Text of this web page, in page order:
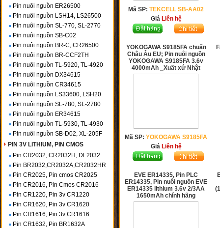
Pin nuôi nguồn ER26500
Pin nuôi nguồn LSH14, LS26500
Pin nuôi nguồn SL-770, SL-2770
Pin nuôi nguồn SB-C02
Pin nuôi nguồn BR-C, CR26500
Pin nuôi nguồn BR-CCF2TH
Pin nuôi nguồn TL-5920, TL-4920
Pin nuôi nguồn DX34615
Pin nuôi nguồn CR34615
Pin nuôi nguồn LS33600, LSH20
Pin nuôi nguồn SL-780, SL-2780
Pin nuôi nguồn ER34615
Pin nuôi nguồn TL-5930, TL-4930
Pin nuôi nguồn SB-D02, XL-205F
PIN 3V LITHIUM, PIN CMOS
Pin CR2032, CR2032H, DL2032
Pin BR2032,CR2032A,CR2032HR
Pin CR2025, Pin cmos CR2025
Pin CR2016, Pin Cmos CR2016
Pin CR1220, Pin 3v CR1220
Pin CR1620, Pin 3v CR1620
Pin CR1616, Pin 3v CR1616
Pin CR1632, Pin BR1632A
Mã SP:TEKCELL SB-AA02
Giá Liên hệ
YOKOGAWA S9185FA chuẩn
Châu Âu EU; Pin nuôi nguồn
YOKOGAWA S9185FA 3.6v
4000mAh _Xuất xứ Nhật
Mã SP:YOKOGAWA S9185FA
Giá Liên hệ
EVE ER14335, Pin PLC
ER14335, Pin nuôi nguồn EVE
ER14335 lithium 3.6v 2/3AA
1650mAh chính hãng